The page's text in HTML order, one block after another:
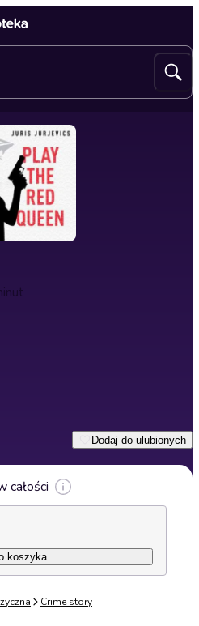
Dodaj do ulubionych
całości
koszyka
Crime story